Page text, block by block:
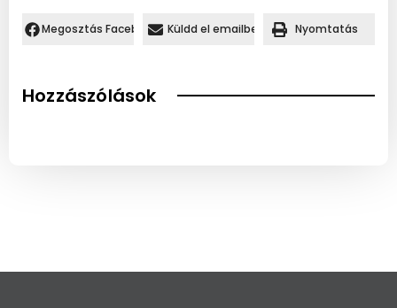
Megosztás Facebookon.Küldd el emailben Nyomtatás
Hozzászólások